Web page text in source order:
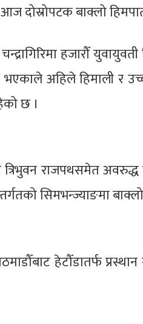
दोस्रोपटक बाक्लो
हजारौँ
भएकाले अहिले हिमाली र
छ ।
राजपथसमेत
सिमभन्ज्याङमा
हेटौँडातर्फ प्रस्थान